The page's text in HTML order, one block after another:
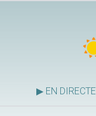
▶ EN DIRECTE